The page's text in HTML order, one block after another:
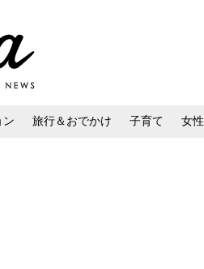
ン 旅行＆おでかけ 子育て 女